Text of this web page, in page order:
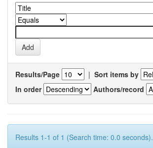
Results/Page | Sort items by
In order
Authors/record
Results 1-1 of 1 (Search time: 0.0 seconds).